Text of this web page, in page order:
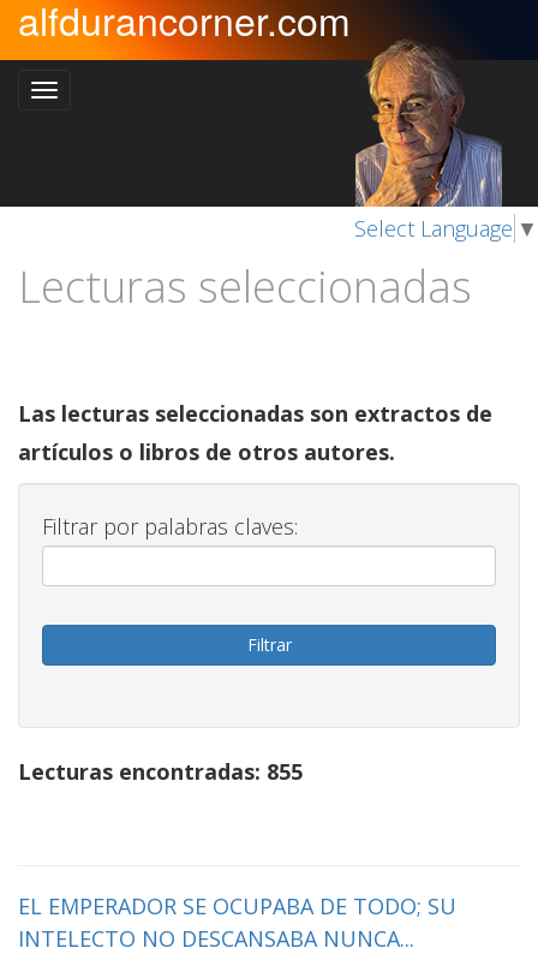
alfdurancorner.com
Select Language ▼
Lecturas seleccionadas
Las lecturas seleccionadas son extractos de
artículos o libros de otros autores.
Filtrar por palabras claves:
Lecturas encontradas: 855
EL EMPERADOR SE OCUPABA DE TODO; SU
INTELECTO NO DESCANSABA NUNCA...